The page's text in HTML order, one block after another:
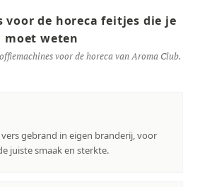
voor de horeca feitjes die je
moet weten
voor de horeca van Aroma Club.
gebrand in eigen branderij, voor
juiste smaak en sterkte.